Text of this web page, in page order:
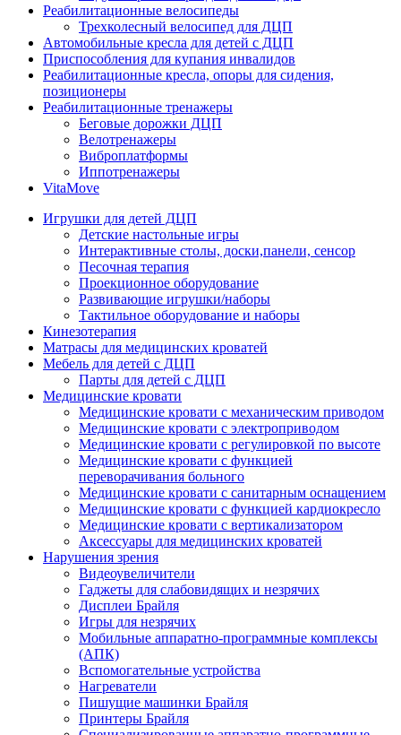
Реабилитационные велосипеды
Трехколесный велосипед для ДЦП
Автомобильные кресла для детей с ДЦП
Приспособления для купания инвалидов
Реабилитационные кресла, опоры для сидения,
позиционеры
Реабилитационные тренажеры
Беговые дорожки ДЦП
Велотренажеры
Виброплатформы
Иппотренажеры
VitaMove
Игрушки для детей ДЦП
Детские настольные игры
Интерактивные столы, доски,панели, сенсор
Песочная терапия
Проекционное оборудование
Развивающие игрушки/наборы
Тактильное оборудование и наборы
Кинезотерапия
Матрасы для медицинских кроватей
Мебель для детей с ДЦП
Парты для детей с ДЦП
Медицинские кровати
Медицинские кровати с механическим приводом
Медицинские кровати с электроприводом
Медицинские кровати с регулировкой по высоте
Медицинские кровати с функцией
переворачивания больного
Медицинские кровати с санитарным оснащением
Медицинские кровати с функцией кардиокресло
Медицинские кровати с вертикализатором
Аксессуары для медицинских кроватей
Нарушения зрения
Видеоувеличители
Гаджеты для слабовидящих и незрячих
Дисплеи Брайля
Игры для незрячих
Мобильные аппаратно-программные комплексы
(АПК)
Вспомогательные устройства
Нагреватели
Пишущие машинки Брайля
Принтеры Брайля